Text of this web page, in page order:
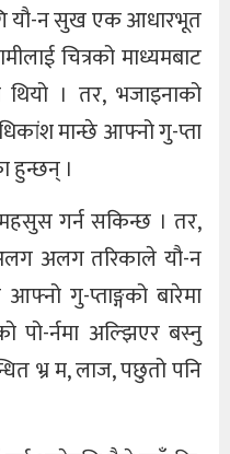
यौ-न सुख एक आधारभूत
चित्रको माध्यमबाट
। तर, भजाइनाको
मान्छे आफ्नो गु-प्ता
हुन्छन् ।
गर्न सकिन्छ । तर,
अलग तरिकाले यौ-न
गु-प्ताङ्गको बारेमा
पो-र्नमा अल्झिएर बस्नु
भ्र म, लाज, पछुतो पनि